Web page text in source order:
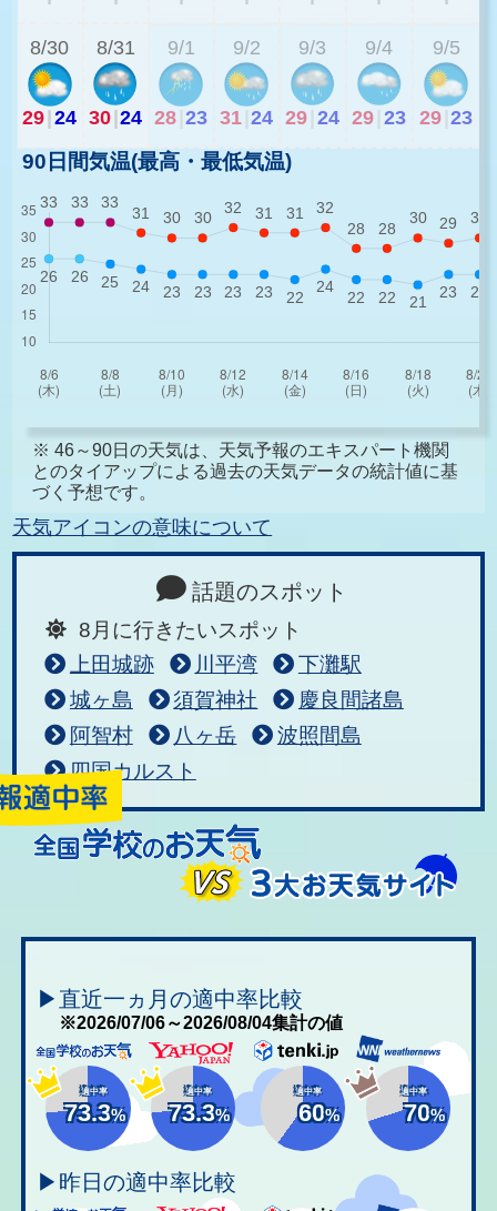
8/30
29 24
8/31
30 24
9/1
28 23
9/2
31 24
9/3
29 24
9/4
29 23
9/5
29 23
90日間気温(最高・最低気温)
※ 46～90日の天気は、天気予報のエキスパート機関
とのタイアップによる過去の天気データの統計値に基
づく予想です。
天気アイコンの意味について
話題のスポット
8月に行きたいスポット
上田城跡
川平湾
下灘駅
城ヶ島
須賀神社
慶良間諸島
阿智村
八ヶ岳
波照間島
四国カルスト
▶直近一ヵ月の適中率比較
※2026/07/06～2026/08/04集計の値
適中率
73.3%
適中率
73.3%
適中率
60%
適中率
70%
▶昨日の適中率比較